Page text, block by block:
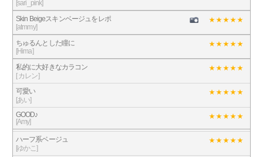
[sari_pink]
Skin Beigeスキンベージュをレポ
[atmmy]
ちゅるんとした瞳に
[Hima]
私的に大好きなカラコン
[ カレン]
可愛い
[あい]
GOOD♪
[Amy]
ハーフ系ベージュ
[ゆかこ]